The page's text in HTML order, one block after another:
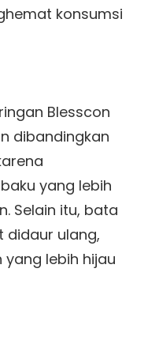
konsumsi
Blesscon
dibandingkan
yang lebih
Selain itu, bata
didaur ulang,
lebih hijau